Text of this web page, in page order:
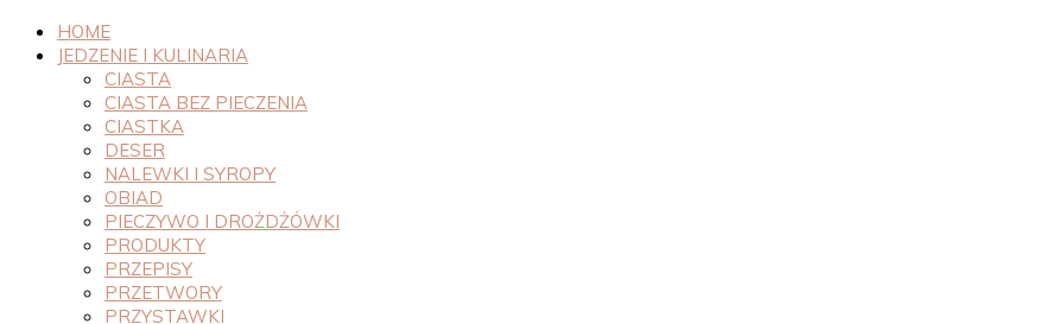
HOME
JEDZENIE I KULINARIA
CIASTA
CIASTA BEZ PIECZENIA
CIASTKA
DESER
NALEWKI I SYROPY
OBIAD
PIECZYWO I DROŻDŻÓWKI
PRODUKTY
PRZEPISY
PRZETWORY
PRZYSTAWKI